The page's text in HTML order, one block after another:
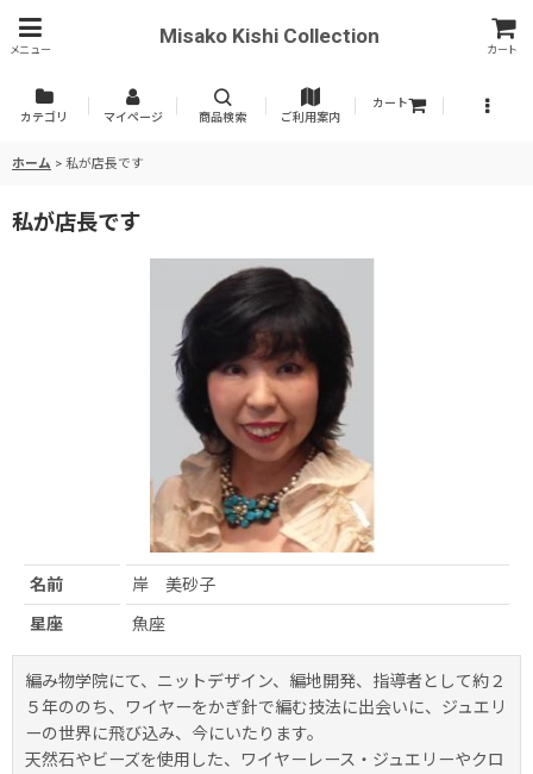
メニュー
Misako Kishi Collection
カート
カテゴリ マイページ 商品検索 ご利用案内
カート
ホーム > 私が店長です
私が店長です
名前 岸 美砂子
星座 魚座
編み物学院にて、ニットデザイン、編地開発、指導者として約２
５年ののち、ワイヤーをかぎ針で編む技法に出会いに、ジュエリ
ーの世界に飛び込み、今にいたります。
天然石やビーズを使用した、ワイヤーレース・ジュエリーやクロ